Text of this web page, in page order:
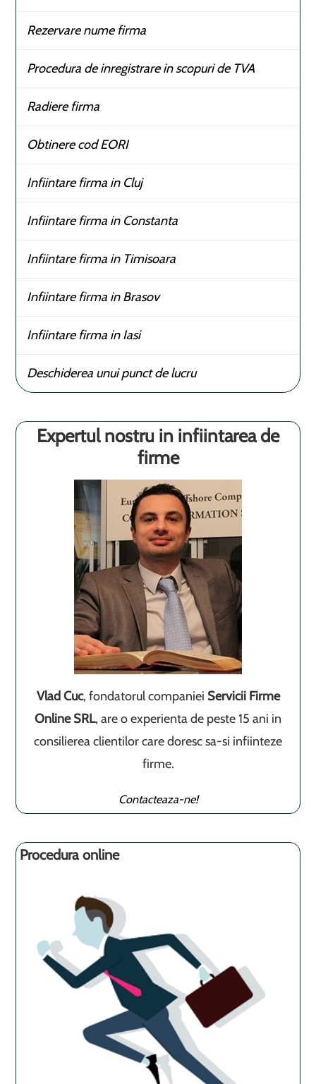
Rezervare nume firma
Procedura de inregistrare in scopuri de TVA
Radiere firma
Obtinere cod EORI
Infiintare firma in Cluj
Infiintare firma in Constanta
Infiintare firma in Timisoara
Infiintare firma in Brasov
Infiintare firma in Iasi
Deschiderea unui punct de lucru
Expertul nostru in infiintarea de
firme
Vlad Cuc, fondatorul companiei Servicii Firme
Online SRL, are o experienta de peste 15 ani in
consilierea clientilor care doresc sa-si infiinteze
firme.
Contacteaza-ne!
Procedura online